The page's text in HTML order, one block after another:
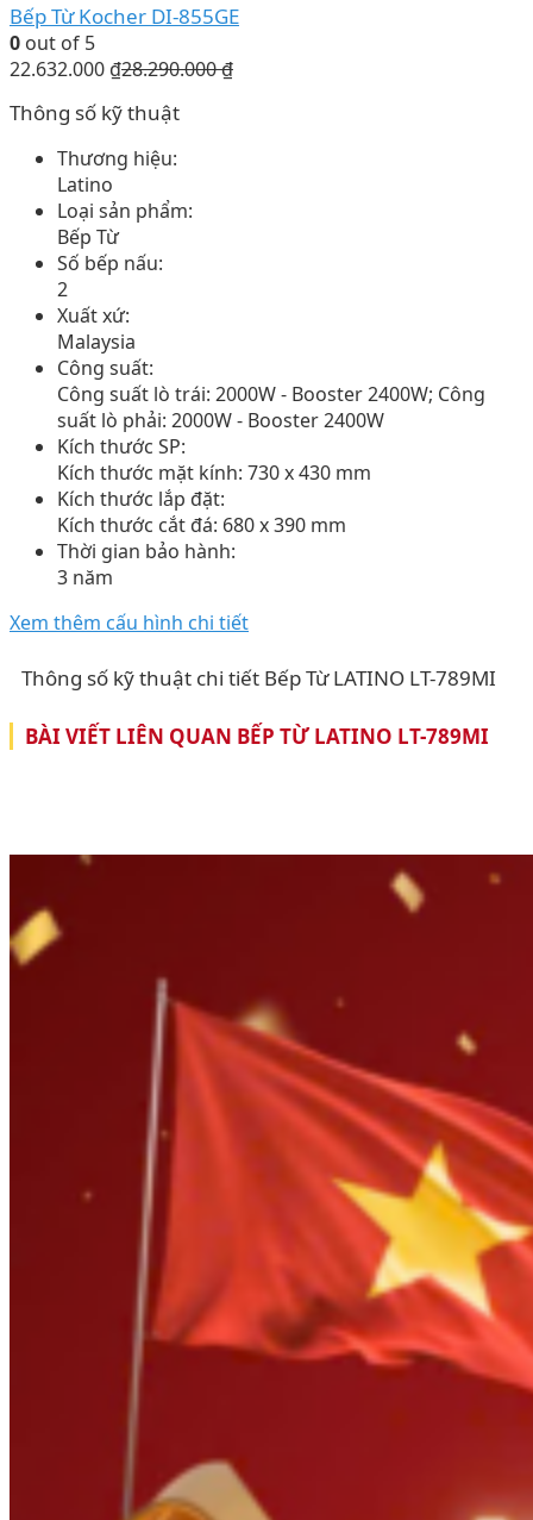
Bếp Từ Kocher DI-855GE
0 out of 5
22.632.000 ₫28.290.000₫
Thông số kỹ thuật
Thương hiệu:
Latino
Loại sản phẩm:
Bếp Từ
Số bếp nấu:
2
Xuất xứ:
Malaysia
Công suất:
Công suất lò trái: 2000W - Booster 2400W; Công
suất lò phải: 2000W - Booster 2400W
Kích thước SP:
Kích thước mặt kính: 730 x 430 mm
Kích thước lắp đặt:
Kích thước cắt đá: 680 x 390 mm
Thời gian bảo hành:
3 năm
Xem thêm cấu hình chi tiết
Thông số kỹ thuật chi tiết Bếp Từ LATINO LT-789MI
BÀI VIẾT LIÊN QUAN BẾP TỪ LATINO LT-789MI